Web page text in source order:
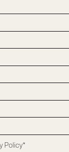
Policy*